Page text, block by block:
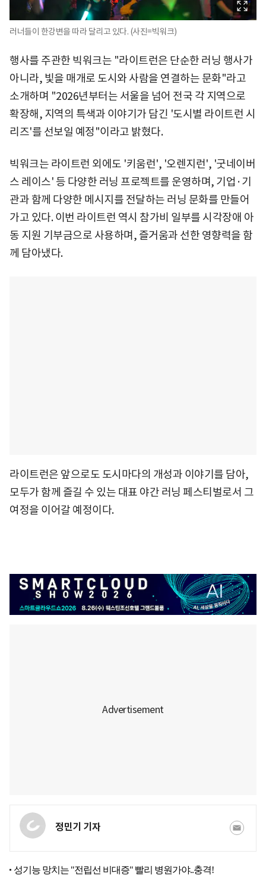
러너들이 한강변을 따라 달리고 있다. (사진=빅워크)
행사를 주관한 빅워크는 "라이트런은 단순한 러닝 행사가
아니라, 빛을 매개로 도시와 사람을 연결하는 문화"라고
소개하며 "2026년부터는 서울을 넘어 전국 각 지역으로
확장해, 지역의 특색과 이야기가 담긴 '도시별 라이트런 시
리즈'를 선보일 예정"이라고 밝혔다.
빅워크는 라이트런 외에도 '키움런', '오렌지런', '굿네이버
스 레이스' 등 다양한 러닝 프로젝트를 운영하며, 기업·기
관과 함께 다양한 메시지를 전달하는 러닝 문화를 만들어
가고 있다. 이번 라이트런 역시 참가비 일부를 시각장애 아
동 지원 기부금으로 사용하며, 즐거움과 선한 영향력을 함
께 담아냈다.
라이트런은 앞으로도 도시마다의 개성과 이야기를 담아,
모두가 함께 즐길 수 있는 대표 야간 러닝 페스티벌로서 그
여정을 이어갈 예정이다.
정민기 기자